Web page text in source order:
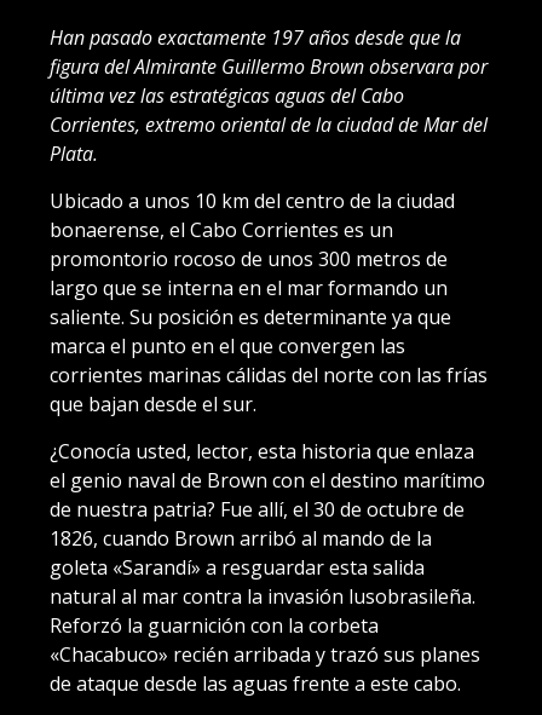
Han pasado exactamente 197 años desde que la
figura del Almirante Guillermo Brown observara por
última vez las estratégicas aguas del Cabo
Corrientes, extremo oriental de la ciudad de Mar del
Plata.
Ubicado a unos 10 km del centro de la ciudad
bonaerense, el Cabo Corrientes es un
promontorio rocoso de unos 300 metros de
largo que se interna en el mar formando un
saliente. Su posición es determinante ya que
marca el punto en el que convergen las
corrientes marinas cálidas del norte con las frías
que bajan desde el sur.
¿Conocía usted, lector, esta historia que enlaza
el genio naval de Brown con el destino marítimo
de nuestra patria? Fue allí, el 30 de octubre de
1826, cuando Brown arribó al mando de la
goleta «Sarandí» a resguardar esta salida
natural al mar contra la invasión lusobrasileña.
Reforzó la guarnición con la corbeta
«Chacabuco» recién arribada y trazó sus planes
de ataque desde las aguas frente a este cabo.